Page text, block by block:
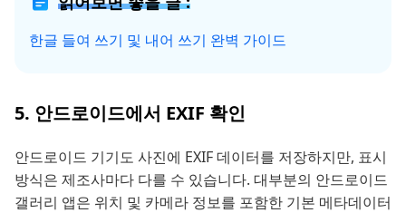
한글 들여 쓰기 및 내어 쓰기 완벽 가이드
5. 안드로이드에서 EXIF 확인
안드로이드 기기도 사진에 EXIF 데이터를 저장하지만, 표시
방식은 제조사마다 다를 수 있습니다. 대부분의 안드로이드
갤러리 앱은 위치 및 카메라 정보를 포함한 기본 메타데이터